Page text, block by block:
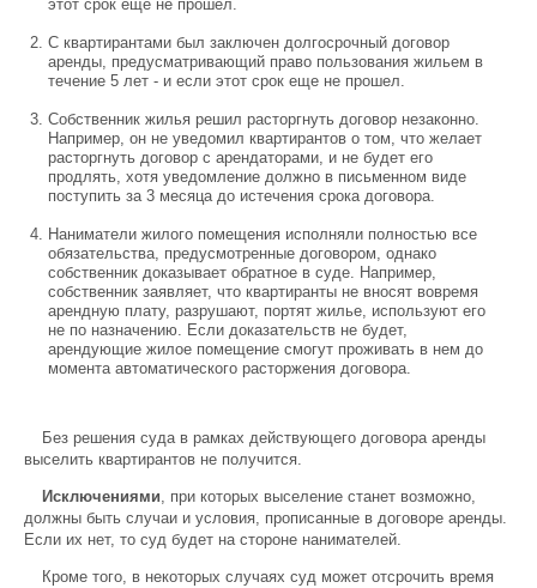
этот срок еще не прошел.
С квартирантами был заключен долгосрочный договор
аренды, предусматривающий право пользования жильем в
течение 5 лет - и если этот срок еще не прошел.
Собственник жилья решил расторгнуть договор незаконно.
Например, он не уведомил квартирантов о том, что желает
расторгнуть договор с арендаторами, и не будет его
продлять, хотя уведомление должно в письменном виде
поступить за 3 месяца до истечения срока договора.
Наниматели жилого помещения исполняли полностью все
обязательства, предусмотренные договором, однако
собственник доказывает обратное в суде. Например,
собственник заявляет, что квартиранты не вносят вовремя
арендную плату, разрушают, портят жилье, используют его
не по назначению. Если доказательств не будет,
арендующие жилое помещение смогут проживать в нем до
момента автоматического расторжения договора.
Без решения суда в рамках действующего договора аренды
выселить квартирантов не получится.
Исключениями, при которых выселение станет возможно,
должны быть случаи и условия, прописанные в договоре аренды.
Если их нет, то суд будет на стороне нанимателей.
Кроме того, в некоторых случаях суд может отсрочить время